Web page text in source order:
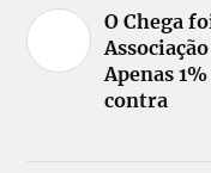
O Chega
Apenas
contra